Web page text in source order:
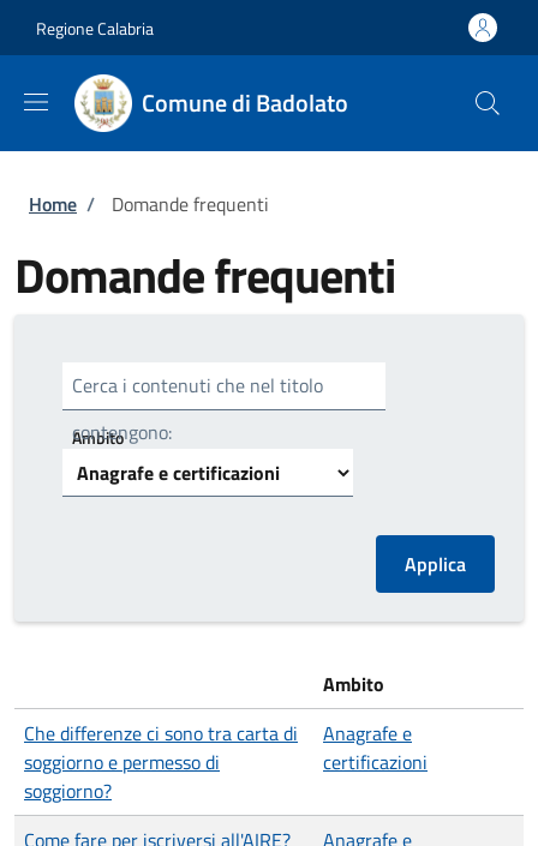
Regione Calabria
Comune di Badolato
Briciole di pane
Home / Domande frequenti
Domande frequenti
Cerca i contenuti che nel titolo
contengono:
Ambito
Ambito
Che differenze ci sono tra carta di
soggiorno e permesso di
soggiorno?
Anagrafe e
certificazioni
Come fare per iscriversi all'AIRE?
Anagrafe e